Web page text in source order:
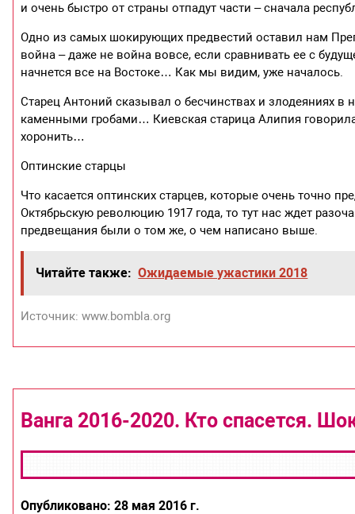
и очень быстро от страны отпадут части – сначала
Одно из самых шокирующих предвестий оставил нам
война – даже не война вовсе, если сравнивать ее с
начнется все на Востоке… Как мы видим, уже началось.
Старец Антоний сказывал о бесчинствах и злодеяниях в
каменными гробами… Киевская старица Алипия
хоронить…
Оптинские старцы
Что касается оптинских старцев, которые очень точно
Октябрьскую революцию 1917 года, то тут нас ждет
предвещания были о том же, о чем написано выше.
Читайте также: Ожидаемые ужастики 2018
Источник: www.bombla.org
Ванга 2016-2020. Кто спасется.
Опубликовано: 28 мая 2016 г.